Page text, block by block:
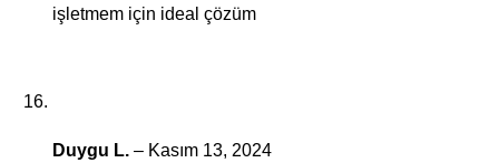
işletmem için ideal çözüm
Duygu L. – Kasım 13, 2024